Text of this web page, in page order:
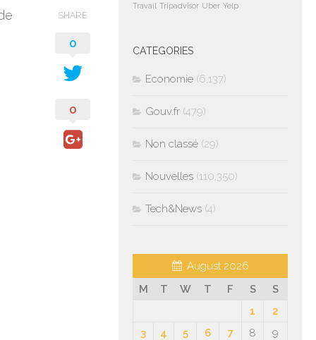
SHARE
0
0
Travail Tripadvisor Uber Yelp
CATEGORIES
Economie (6,137)
Gouv.fr (479)
Non classé (29)
Nouvelles (110,350)
Tech&News (4)
August 2026
M
T W T F S
S
1
2
3
4 5 6 7 8
9